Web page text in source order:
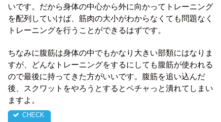
いです。だから身体の中心から外に向かってトレーニング
を配列していけば、筋肉の大小がわからなくても問題なく
トレーニングを行うことができるはずです。
ちなみに腹筋は身体の中でもかなり大きい部類にはなりま
すが、どんなトレーニングをするにしても腹筋が使われる
ので最後に持ってきた方がいいです。腹筋を追い込んだ
後、スクワットをやろうとするとペチャっと潰れてしまい
ますよ。